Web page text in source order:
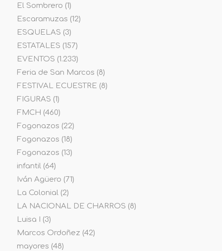
El Sombrero (1)
Escaramuzas (12)
ESQUELAS (3)
ESTATALES (157)
EVENTOS (1.233)
Feria de San Marcos (8)
FESTIVAL ECUESTRE (8)
FIGURAS (1)
FMCH (460)
Fogonazos (22)
Fogonazos (18)
Fogonazos (13)
infantil(64)
Iván Agüero (71)
La Colonial(2)
LA NACIONAL DE CHARROS (8)
Luisa I
(3)
Marcos Ordoñez (42)
mayores (48)